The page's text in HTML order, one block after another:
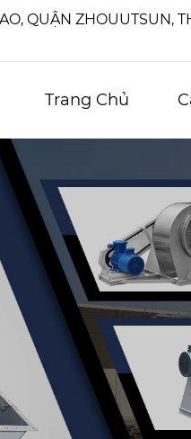
QUẬN ZHOUUTSUN,
Trang Chủ